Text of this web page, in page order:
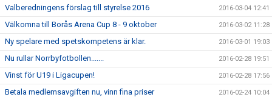
Valberedningens förslag till styrelse 2016 2016-03-04 12:41
Välkomna till Borås Arena Cup 8 - 9 oktober 2016-03-02 11:28
Ny spelare med spetskompetens är klar. 2016-03-01 19:03
Nu rullar Norrbyfotbollen....... 2016-02-28 19:51
Vinst för U19 i Ligacupen! 2016-02-28 17:56
Betala medlemsavgiften nu, vinn fina priser 2016-02-24 10:04